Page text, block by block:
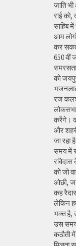
जाति
राई को,
साहिब
आम
कर
650 वीं
को
रज
लोकसभा
करेंगे।
और
जा रहा
समय में
रविदास
को जो
ओछी,
कह
लेकिन
भक्त है,
उस समय
कठौती